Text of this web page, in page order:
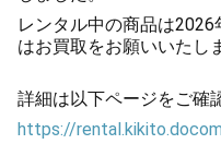
レンタル中の商品は
はお買取をお願いいたし
詳細は以下ページをご確
https://